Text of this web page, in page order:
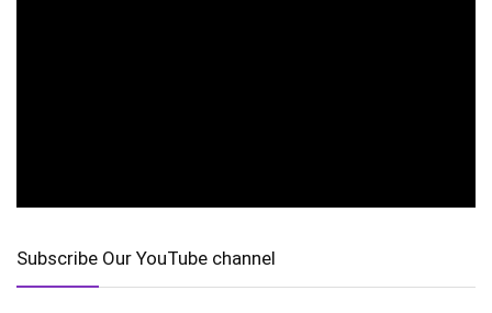
Subscribe Our YouTube channel